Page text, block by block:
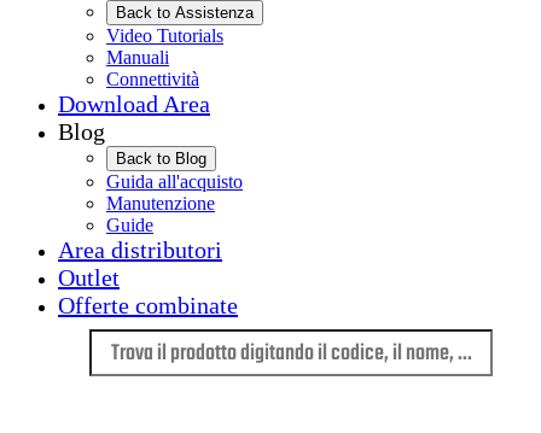
Back to Assistenza
Video Tutorials
Manuali
Connettività
Download Area
Blog
Back to Blog
Guida all'acquisto
Manutenzione
Guide
Area distributori
Outlet
Offerte combinate